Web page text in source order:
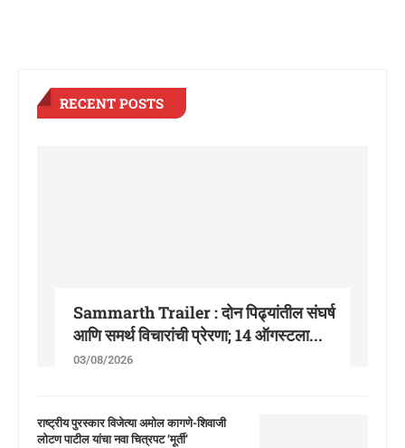
RECENT POSTS
Sammarth Trailer : दोन पिढ्यांतील संघर्ष
आणि समर्थ विचारांची प्रेरणा; 14 ऑगस्टला...
03/08/2026
राष्ट्रीय पुरस्कार विजेत्या अमोल कागणे-शिवाजी
लोटण पाटील यांचा नवा चित्रपट ‘मूर्ती’